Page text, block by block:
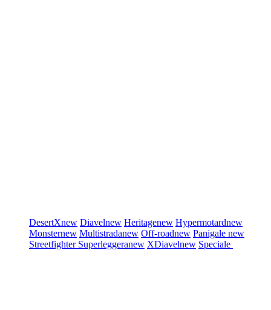
DesertXnew Diavelnew Heritagenew Hypermotardnew
Monsternew Multistradanew Off-roadnew Panigale new
Streetfighter Superleggeranew XDiavelnew Speciale